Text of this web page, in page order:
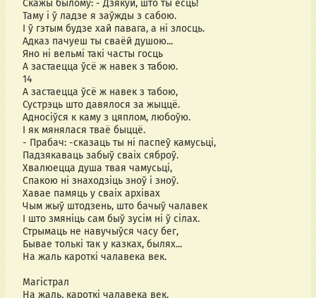
Скажы былому: - Дзякуй, што ты ёсць!
Таму і ў ладзе я заўжды з сабою.
І ў гэтым будзе хай павага, а ні злосць.
Адказ пачуеш ты сваёй душою...
Яно ні вельмі такі часты госць
А застаецца ўсё ж навек з табою.
14
А застаецца ўсё ж навек з табою,
Сустрэць што давялося за жыццё.
Адносіўся к каму з цяплом, любоўю.
І як мянялася тваё быццё.
- Прабач: -сказаць ты ні паспеў камусьці,
Падзякаваць забыў сваіх сяброў.
Хвалюецца душа твая чамусьці,
Спакою ні знаходзіць зноў і зноў.
Хавае памяць у сваіх архівах
Чым жыў штодзень, што бачыў чалавек
І што змяніць сам быў зусім ні ў сілах.
Стрымаць не навучыўся часу бег,
Бывае толькі так у казках, былях...
На жаль кароткі чалавека век.
Магістрал
На жаль, кароткі чалавека век,